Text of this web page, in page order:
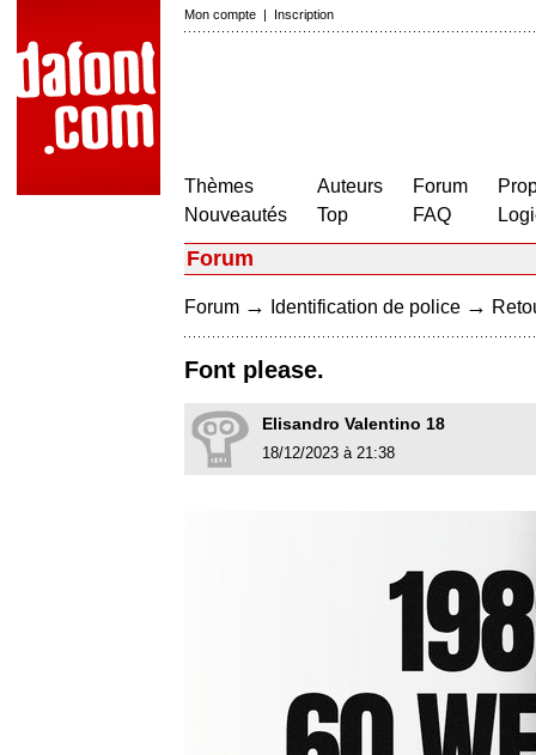
Mon compte | Inscription
Thèmes
Nouveautés
Auteurs
Top
Forum
FAQ
Forum
Forum → Identification de police →
Font please.
Elisandro Valentino 18
18/12/2023 à 21:38